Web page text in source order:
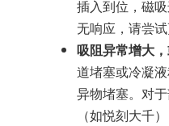
插入到位，磁
无响应，请尝
吸阻异常增大
道堵塞或冷凝
异物堵塞。对
（如悦刻大千